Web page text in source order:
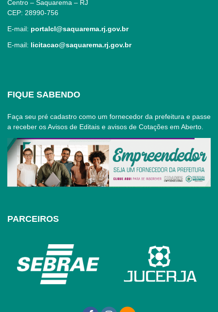
Centro – Saquarema – RJ
CEP: 28990-756
E-mail: portalcl@saquarema.rj.gov.br
E-mail: licitacao@saquarema.rj.gov.br
FIQUE SABENDO
Faça seu pré cadastro como um fornecedor da prefeitura e passe
a receber os Avisos de Editais e avisos de Cotações em Aberto.
PARCEIROS